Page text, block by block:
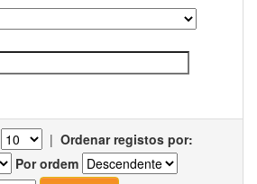
| Ordenar registos por:
Por ordem